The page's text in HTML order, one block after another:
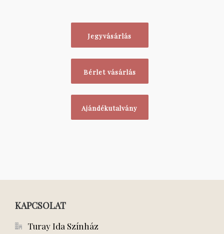
Jegyvásárlás
Bérlet vásárlás
Ajándékutalvány
KAPCSOLAT
Turay Ida Színház